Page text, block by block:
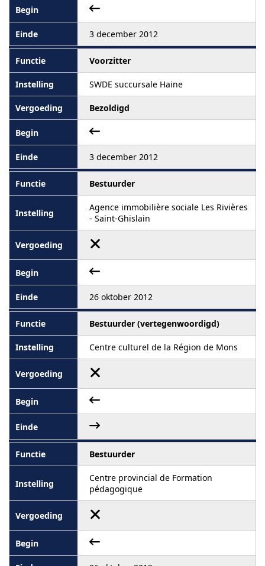
3 december 2012
Voorzitter
SWDE succursale Haine
Bezoldigd
3 december 2012
Bestuurder
Agence immobilière sociale Les Rivières
- Saint-Ghislain
26 oktober 2012
Bestuurder (vertegenwoordigd)
Centre culturel de la Région de Mons
Bestuurder
Centre provincial de Formation
pédagogique